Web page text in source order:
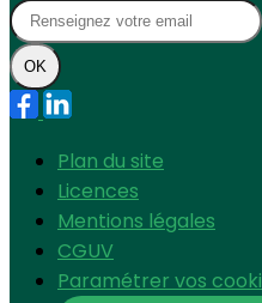
OK
Plan du site
Licences
Mentions légales
CGUV
Paramétrer vos